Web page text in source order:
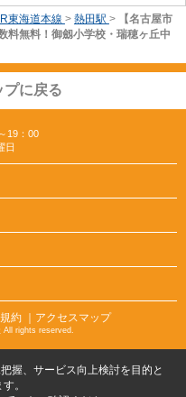
東海道本線 > 熱田駅 >
【名古屋市
料無料！御劔小学校・瑞穂ヶ丘中
プに戻る
19：00
日
約 ｜アクセスマップ
rights reserved.
握、サービス向上検討を目的と
。